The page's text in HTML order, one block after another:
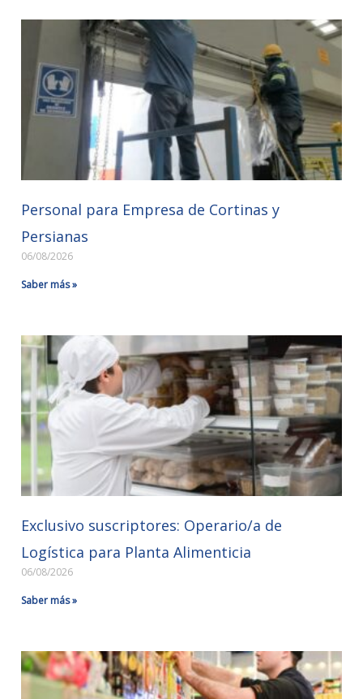
Personal para Empresa de Cortinas y
Persianas
06/08/2026
Saber más »
Exclusivo suscriptores: Operario/a de
Logística para Planta Alimenticia
06/08/2026
Saber más »